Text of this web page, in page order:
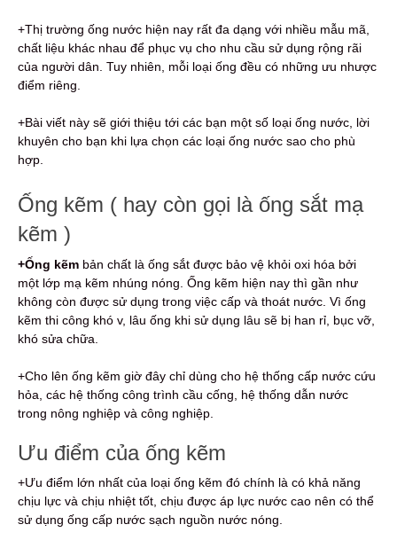
+Thị trường ống nước hiện nay rất đa dạng với nhiều mẫu mã,
chất liệu khác nhau để phục vụ cho nhu cầu sử dụng rộng rãi
của người dân. Tuy nhiên, mỗi loại ống đều có những ưu nhược
điểm riêng.
+Bài viết này sẽ giới thiệu tới các bạn một số loại ống nước, lời
khuyên cho bạn khi lựa chọn các loại ống nước sao cho phù
hợp.
Ống kẽm ( hay còn gọi là ống sắt mạ
kẽm )
+Ống kẽm bản chất là ống sắt được bảo vệ khỏi oxi hóa bởi
một lớp mạ kẽm nhúng nóng. Ống kẽm hiện nay thì gần như
không còn được sử dụng trong việc cấp và thoát nước. Vì ống
kẽm thi công khó v, lâu ống khi sử dụng lâu sẽ bị han rỉ, bục vỡ,
khó sửa chữa.
+Cho lên ống kẽm giờ đây chỉ dùng cho hệ thống cấp nước cứu
hỏa, các hệ thống công trình cầu cống, hệ thống dẫn nước
trong nông nghiệp và công nghiệp.
Ưu điểm của ống kẽm
+Ưu điểm lớn nhất của loại ống kẽm đó chính là có khả năng
chịu lực và chịu nhiệt tốt, chịu được áp lực nước cao nên có thể
sử dụng ống cấp nước sạch nguồn nước nóng.